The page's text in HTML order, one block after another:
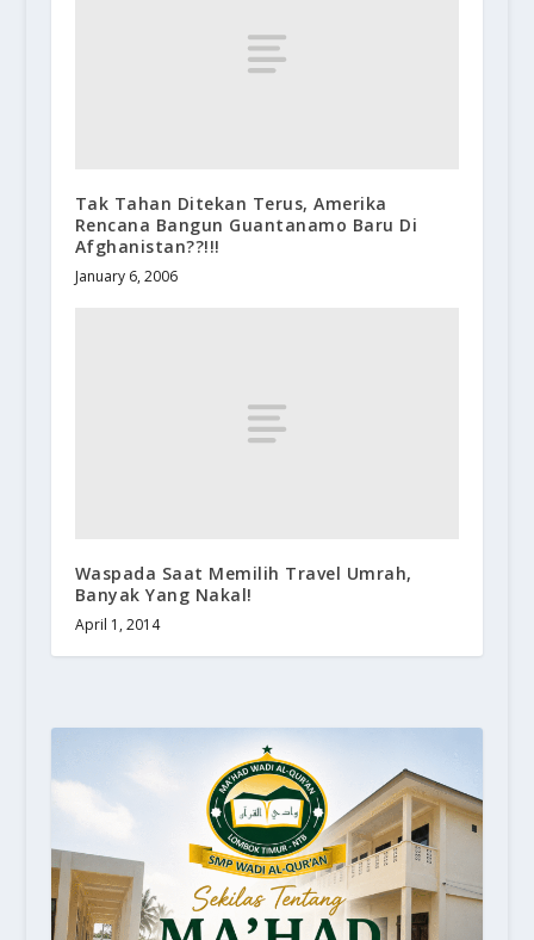
Tak Tahan Ditekan Terus, Amerika
Rencana Bangun Guantanamo Baru Di
Afghanistan??!!!
January 6, 2006
Waspada Saat Memilih Travel Umrah,
Banyak Yang Nakal!
April 1, 2014